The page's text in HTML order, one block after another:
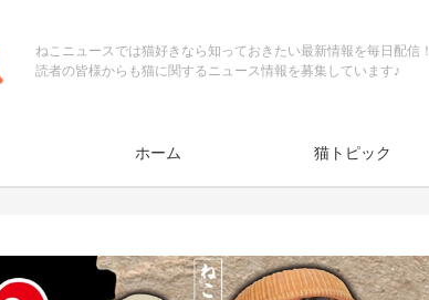
ねこニュースでは猫好きなら知っておきたい最新情報を毎日配信！
読者の皆様からも猫に関するニュース情報を募集しています♪
ホーム 猫トピック